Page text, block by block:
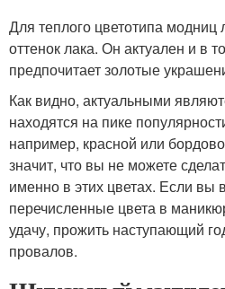
Для теплого цветотипа модниц
оттенок лака. Он актуален и в
предпочитает золотые
Как видно, актуальными
находятся на пике
например, красной или
значит, что вы не можете
именно в этих цветах. Если вы
перечисленные цвета в
удачу, прожить наступающий
провалов.